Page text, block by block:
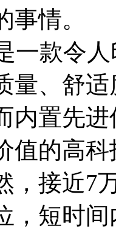
情。
款令人
量、舒
内置先
值的高
，接近7
，短时